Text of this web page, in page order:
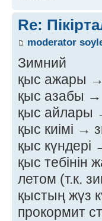
Re:
moderator
Зимний
қыс ажары
қыс азабы →
қыс айлары
қыс киімі →
қыс
қыс
летом (т.к.
қыстың жүз
прокормит